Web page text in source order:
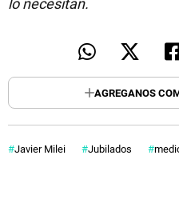
AGREGANOS
Javier Milei Jubilados